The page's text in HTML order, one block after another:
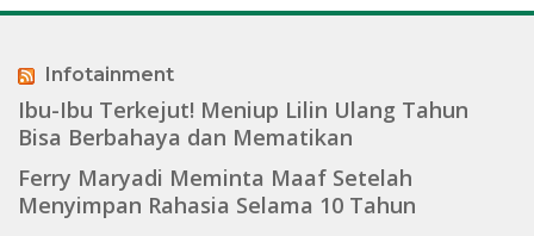
Infotainment
Ibu-Ibu Terkejut! Meniup Lilin Ulang Tahun
Bisa Berbahaya dan Mematikan
Ferry Maryadi Meminta Maaf Setelah
Menyimpan Rahasia Selama 10 Tahun